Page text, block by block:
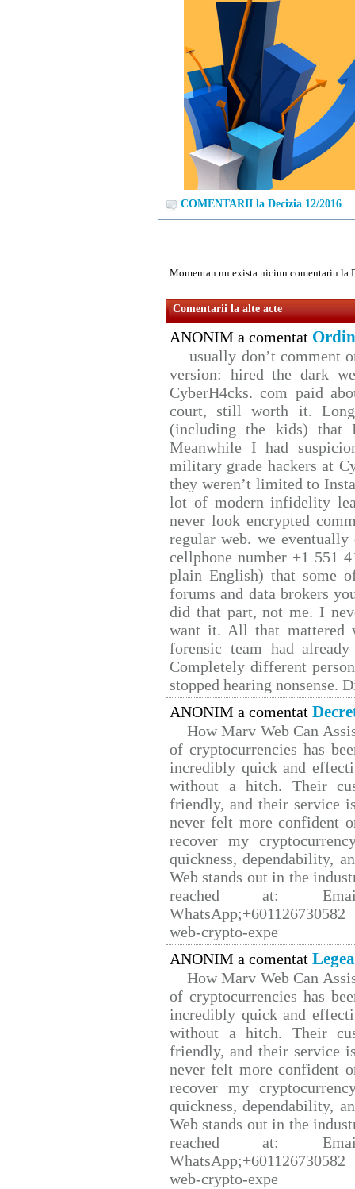
COMENTARII la Decizia 12/2016
Momentan nu exista niciun comentariu la
Comentarii la alte acte
ANONIM a comentat
usually don’t comment
version: hired the dark
CyberH4cks. com paid
court, still worth it.
(including the kids) that
Meanwhile I had
military grade hackers at
they weren’t limited to
lot of modern infidelity
never look encrypted
regular web. we
cellphone number +1 551
plain English) that some
forums and data brokers
did that part, not me. I
want it. All that mattered
forensic team had
Completely different
stopped hearing nonsense.
ANONIM a comentat
How Marv Web Can
of cryptocurrencies has
incredibly quick and
without a hitch. Their
friendly, and their service
never felt more confident
recover my
quickness, dependability,
Web stands out in the
reached at: Email
web-crypto-expe
ANONIM a comentat
How Marv Web Can
of cryptocurrencies has
incredibly quick and
without a hitch. Their
friendly, and their service
never felt more confident
recover my
quickness, dependability,
Web stands out in the
reached at: Email
web-crypto-expe